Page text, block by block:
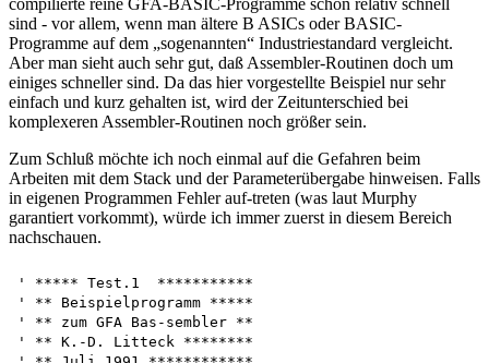
compilierte reine GFA-BASIC-Programme schon relativ schnell
sind - vor allem, wenn man ältere B ASICs oder BASIC-
Programme auf dem „sogenannten“ Industriestandard vergleicht.
Aber man sieht auch sehr gut, daß Assembler-Routinen doch um
einiges schneller sind. Da das hier vorgestellte Beispiel nur sehr
einfach und kurz gehalten ist, wird der Zeitunterschied bei
komplexeren Assembler-Routinen noch größer sein.
Zum Schluß möchte ich noch einmal auf die Gefahren beim
Arbeiten mit dem Stack und der Parameterübergabe hinweisen. Falls
in eigenen Programmen Fehler auf-treten (was laut Murphy
garantiert vorkommt), würde ich immer zuerst in diesem Bereich
nachschauen.
' ***** Test.1  ***********
' ** Beispielprogramm *****
' ** zum GFA Bas-sembler **
' ** K.-D. Litteck ********